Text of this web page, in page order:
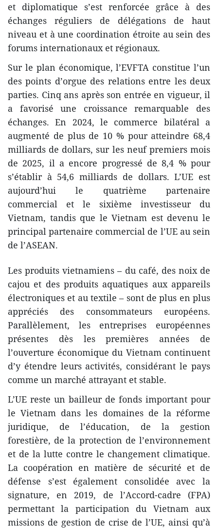
et diplomatique s’est renforcée grâce à des
échanges réguliers de délégations de haut
niveau et à une coordination étroite au sein des
forums internationaux et régionaux.
Sur le plan économique, l’EVFTA constitue l’un
des points d’orgue des relations entre les deux
parties. Cinq ans après son entrée en vigueur, il
a favorisé une croissance remarquable des
échanges. En 2024, le commerce bilatéral a
augmenté de plus de 10 % pour atteindre 68,4
milliards de dollars, sur les neuf premiers mois
de 2025, il a encore progressé de 8,4 % pour
s’établir à 54,6 milliards de dollars. L’UE est
aujourd’hui le quatrième partenaire
commercial et le sixième investisseur du
Vietnam, tandis que le Vietnam est devenu le
principal partenaire commercial de l’UE au sein
de l’ASEAN.
Les produits vietnamiens – du café, des noix de
cajou et des produits aquatiques aux appareils
électroniques et au textile – sont de plus en plus
appréciés des consommateurs européens.
Parallèlement, les entreprises européennes
présentes dès les premières années de
l’ouverture économique du Vietnam continuent
d’y étendre leurs activités, considérant le pays
comme un marché attrayant et stable.
L’UE reste un bailleur de fonds important pour
le Vietnam dans les domaines de la réforme
juridique, de l’éducation, de la gestion
forestière, de la protection de l’environnement
et de la lutte contre le changement climatique.
La coopération en matière de sécurité et de
défense s’est également consolidée avec la
signature, en 2019, de l’Accord-cadre (FPA)
permettant la participation du Vietnam aux
missions de gestion de crise de l’UE, ainsi qu’à